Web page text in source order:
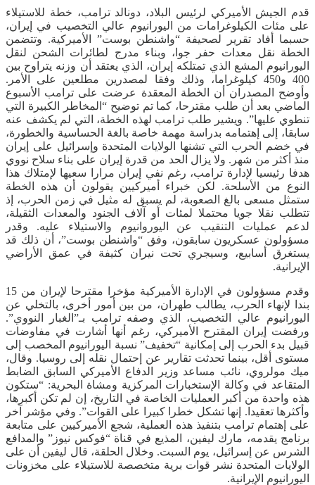
قدم الجيش الأميركي لرئيس البلاد، دونالد ترامب، خطة للاستيلاء
على مئات الكيلوغرامات من اليورانيوم عالي التخصيب في إيران،
حسبما أفاد تقرير لصحيفة “واشنطن بوست” الأميركية. وتتضمن
الخطة نقل معدات حفر جوا، وبناء مدرج لطائرات الشحن لنقل
اليورانيوم المشع الذي تمتلكه إيران، الذي يعتقد أن وزنه يتراوح بين
400 و450 كيلوغراما، وذلك وفقا لمصدرين مطلعين على الأمر.
وأوضح المصدران أن الخطة المعقدة عرضت على ترامب الأسبوع
الماضي بعد أن طلب مقترحا، كما تم توضيح “المخاطر الكبيرة التي
تنطوي عليها”. ويشير طلب ترامب لهذه الخطة، التي لم يكشف عنه
سابقا، إلى إهتمامه بدراسة مهمة خاصة بالغة الحساسية والخطورة،
في خضم الحرب التي تشنها الولايات المتحدة وإسرائيل على إيران
منذ أكثر من شهر. ولا يزال الحد من قدرة إيران على بناء سلاح نووي
هدفا رئيسيا لإدارة ترامب، رغم نفي إيران مرارا سعيها لإمتلاك هذا
النوع من الأسلحة. لكن خبراء أميركيين يقولون أن هذه الخطة
ستمثل مسعى بالغ الصعوبة، لم يسبق له مثيل في زمن الحرب، إذ
تتطلب نقلا جويا محتملا لمئات أو آلاف الجنود والمعدات الثقيلة،
لدعم عمليات التنقيب عن اليوروانيوم والاستيلاء عليه. وقدر
مسؤولون عسكريون سابقون، وفق “واشنطن بوست”، أن ذلك قد
يستغرق أسابيع، وسيجري تحت نيران كثيفة في عمق الأراضي
الإيرانية.
وقدم مسؤولون في الإدارة الأميركية مؤخرا مقترحا لإيران من 15
بندا لإنهاء الحرب، يطالب طهران، من بين أمور أخرى، بالتخلي عن
اليورانيوم عالي التخصيب، الذي وصفه ترامب بـ”الغبار النووي”.
ورفضت إيران المقترح الأميركي، رغم أنها أشارت في مفاوضات
قبيل بدء الحرب إلى إمكانية “تخفيف” نسبة اليورانيوم المخصب إلى
مستوى أقل، بينما تحدثت تقارير عن إحتمال نقله إلى روسيا. وقال،
ميك مولروي، نائب مساعد وزير الدفاع الأميركي السابق الضابط
المتقاعد في وكالة الإستخبارات المركزية ومشاة البحرية: “ستكون
هذه واحدة من أكبر العمليات الخاصة في التاريخ، إن لم تكن أكبرها،
وأكثرها تعقيدا. إنها تشكل خطرا كبيرا على القوات”. وفي مؤشر آخر
على إهتمام ترامب بتنفيذ هذه العملية، شجع الأميركيين على متابعة
برنامج يقدمه، مارك ليفين، المذيع في قناة “فوكس نيوز” والمدافع
الشرس عن إسرائيل، يوم السبت. وخلال الحلقة، قال ليفين أن على
الولايات المتحدة نشر قوات برية متخصصة للاستيلاء على مخزونات
اليورانيوم الإيرانية.